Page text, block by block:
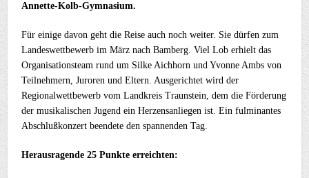
Annette-Kolb-Gymnasium.
Für einige davon geht die Reise auch noch weiter. Sie dürfen zum
Landeswettbewerb im März nach Bamberg. Viel Lob erhielt das
Organisationsteam rund um Silke Aichhorn und Yvonne Ambs von
Teilnehmern, Juroren und Eltern. Ausgerichtet wird der
Regionalwettbewerb vom Landkreis Traunstein, dem die Förderung
der musikalischen Jugend ein Herzensanliegen ist. Ein fulminantes
Abschlußkonzert beendete den spannenden Tag.
Herausragende 25 Punkte erreichten: